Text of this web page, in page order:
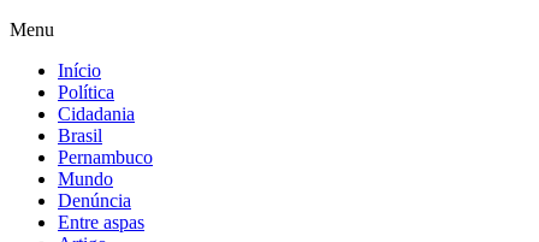
Menu
Início
Política
Cidadania
Brasil
Pernambuco
Mundo
Denúncia
Entre aspas